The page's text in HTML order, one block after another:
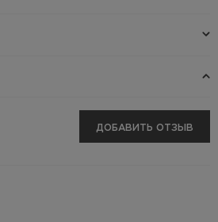
ДОБАВИТЬ ОТЗЫВ